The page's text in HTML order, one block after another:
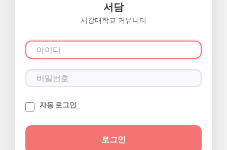
서담
서강대학교 커뮤니티
자동 로그인